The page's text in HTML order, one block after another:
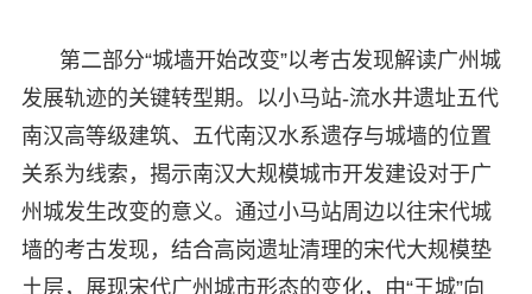
第二部分“城墙开始改变”以考古发现解读广州城
发展轨迹的关键转型期。以小马站-流水井遗址五代
南汉高等级建筑、五代南汉水系遗存与城墙的位置
关系为线索，揭示南汉大规模城市开发建设对于广
州城发生改变的意义。通过小马站周边以往宋代城
墙的考古发现，结合高岗遗址清理的宋代大规模垫
土层，展现宋代广州城市形态的变化，由“王城”向